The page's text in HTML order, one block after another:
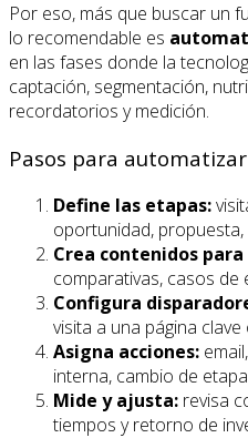
Por eso, más que buscar un
lo recomendable es
en las fases donde la
captación, segmentación,
recordatorios y medición.
Pasos para
Define las etapas:
oportunidad, propuesta,
Crea contenidos
comparativas, casos
Configura
visita a una página clave
Asigna acciones:
interna, cambio de
Mide y ajusta: revisa
tiempos y retorno de